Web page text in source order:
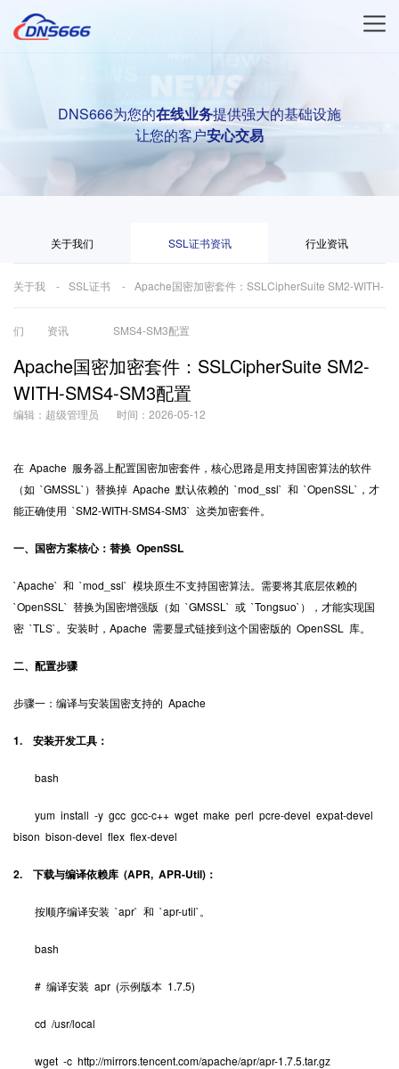
DNS666为您的在线业务提供强大的基础设施
让您的客户安心交易
关于我们 SSL证书资讯 行业资讯
关于我
们
SSL证书
资讯
Apache国密加密套件：SSLCipherSuite SM2-WITH-
SMS4-SM3配置
Apache国密加密套件：SSLCipherSuite SM2-
WITH-SMS4-SM3配置
编辑：超级管理员 时间：2026-05-12
在 Apache 服务器上配置国密加密套件，核心思路是用支持国密算法的软件
（如 `GMSSL`）替换掉 Apache 默认依赖的 `mod_ssl` 和 `OpenSSL`，才
能正确使用 `SM2-WITH-SMS4-SM3` 这类加密套件。
一、国密方案核心：替换 OpenSSL
`Apache` 和 `mod_ssl` 模块原生不支持国密算法。需要将其底层依赖的
`OpenSSL` 替换为国密增强版（如 `GMSSL` 或 `Tongsuo`），才能实现国
密 `TLS`。安装时，Apache 需要显式链接到这个国密版的 OpenSSL 库。
二、配置步骤
步骤一：编译与安装国密支持的 Apache
1. 安装开发工具：
bash
yum install -y gcc gcc-c++ wget make perl pcre-devel expat-devel
bison bison-devel flex flex-devel
2. 下载与编译依赖库 (APR, APR-Util)：
按顺序编译安装 `apr` 和 `apr-util`。
bash
# 编译安装 apr (示例版本 1.7.5)
cd /usr/local
wget -c http://mirrors.tencent.com/apache/apr/apr-1.7.5.tar.gz